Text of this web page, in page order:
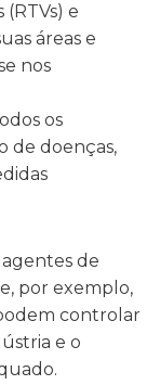
e
áreas e
nos
os
de doenças,
de
por exemplo,
controlar
e o